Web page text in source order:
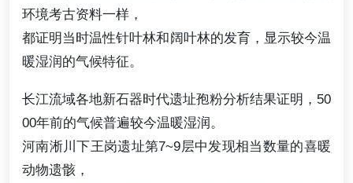
环境考古资料一样，
都证明当时温性针叶林和阔叶林的发育，显示较今温
暖湿润的气候特征。
长江流域各地新石器时代遗址孢粉分析结果证明，50
00年前的气候普遍较今温暖湿润。
河南淅川下王岗遗址第7~9层中发现相当数量的喜暖
动物遗骸，